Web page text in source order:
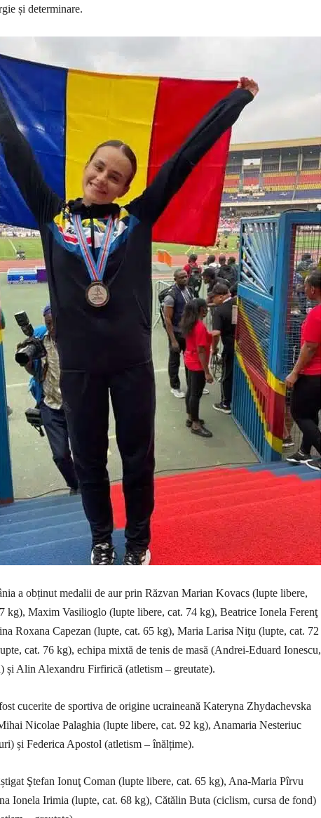
și determinare.
a obținut medalii de aur prin Răzvan Marian Kovacs (lupte libere,
kg), Maxim Vasilioglo (lupte libere, cat. 74 kg), Beatrice Ionela Ferenţ
Roxana Capezan (lupte, cat. 65 kg), Maria Larisa Niţu (lupte, cat. 72
cat. 76 kg), echipa mixtă de tenis de masă (Andrei-Eduard Ionescu,
și Alin Alexandru Firfirică (atletism – greutate).
cucerite de sportiva de origine ucraineană Kateryna Zhydachevska
Nicolae Palaghia (lupte libere, cat. 92 kg), Anamaria Nesteriuc
și Federica Apostol (atletism – înălțime).
Ştefan Ionuţ Coman (lupte libere, cat. 65 kg), Ana-Maria Pîrvu
Ionela Irimia (lupte, cat. 68 kg), Cătălin Buta (ciclism, cursa de fond)